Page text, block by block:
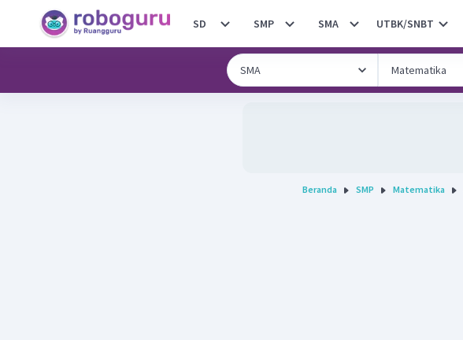
SD SMP SMA UTBK/SNBT
Beranda SMP Matematika